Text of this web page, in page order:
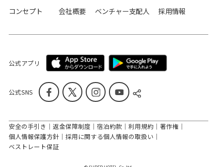
コンセプト
会社概要 ベンチャー支配人 採用情報
公式アプリ
公式SNS
安全の手引き 返金保障制度 宿泊約款 利用規約
著作権
個人情報保護方針
採用に関する個人情報の取扱い
ベストレート保証